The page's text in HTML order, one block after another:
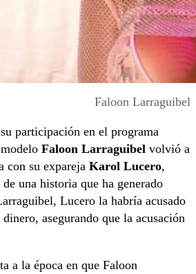
Faloon Larraguibel
participación en el programa
Faloon Larraguibel volvió a
con su expareja Karol Lucero,
una historia que ha generado
Lucero la habría acusado
asegurando que la acusación
a la época en que Faloon